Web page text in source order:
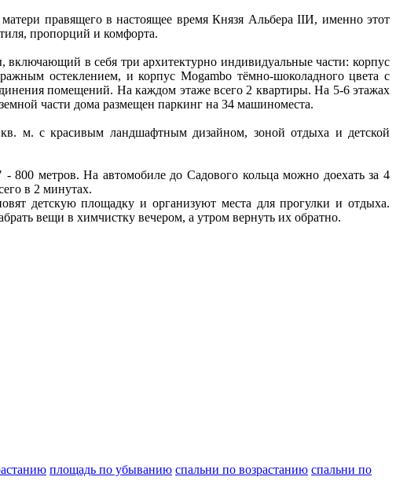
правящего в настоящее время Князя Альбера IIИ, именно этот
пропорций и комфорта.
в себя три архитектурно индивидуальные части: корпус
остеклением, и корпус Mogambo тёмно-шоколадного цвета с
помещений. На каждом этаже всего 2 квартиры. На 5-6 этажах
части дома размещен паркинг на 34 машиноместа.
м. с красивым ландшафтным дизайном, зоной отдыха и детской
метров. На автомобиле до Садового кольца можно доехать за 4
в 2 минутах.
детскую площадку и организуют места для прогулки и отдыха.
вещи в химчистку вечером, а утром вернуть их обратно.
площадь по убыванию спальни по возрастанию спальни по